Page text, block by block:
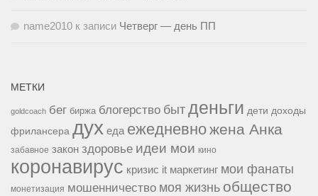
name2010 к записи Четверг — день ПП
МЕТКИ
goldcoach бег биржа блогерство быт деньги дети доходы
фрилансера дух еда ежедневножена Анка
забавное закон здоровье идеи мои кино
коронавирус кризис it маркетинг мои фанаты
монетизация мошенничество моя жизнь общество